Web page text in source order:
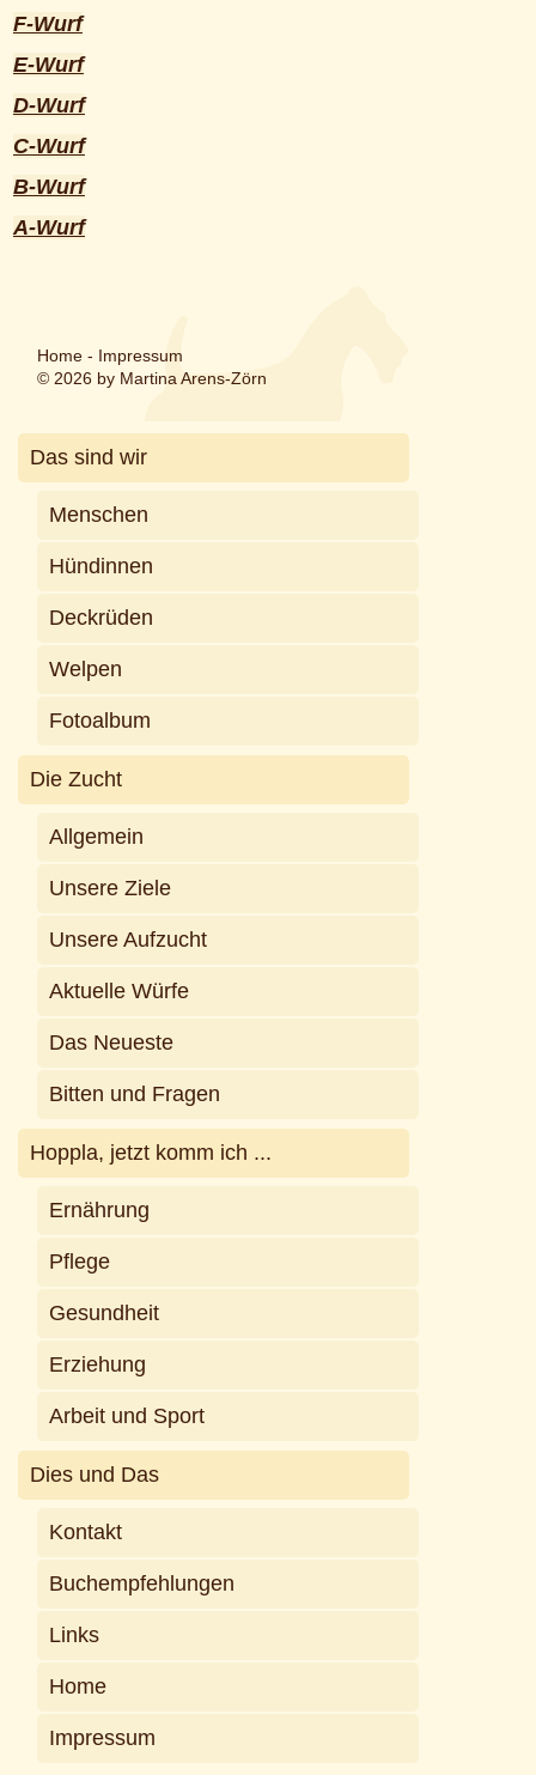
F-Wurf
E-Wurf
D-Wurf
C-Wurf
B-Wurf
A-Wurf
Home- Impressum
© 2026 by Martina Arens-Zörn
Das sind wir
Menschen
Hündinnen
Deckrüden
Welpen
Fotoalbum
Die Zucht
Allgemein
Unsere Ziele
Unsere Aufzucht
Aktuelle Würfe
Das Neueste
Bitten und Fragen
Hoppla, jetzt komm ich ...
Ernährung
Pflege
Gesundheit
Erziehung
Arbeit und Sport
Dies und Das
Kontakt
Buchempfehlungen
Links
Home
Impressum